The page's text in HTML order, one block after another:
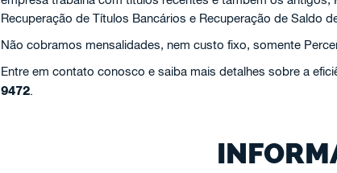
Recuperação de Títulos Bancários e Recuperação de Saldo
Não cobramos mensalidades, nem custo fixo, somente
Entre em contato conosco e saiba mais detalhes sobre a
9472.